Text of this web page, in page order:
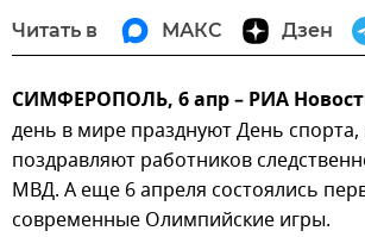
Читать в МАКС Дзен
СИМФЕРОПОЛЬ, 6 апр – РИА
день в мире празднуют День спорта,
поздравляют работников
МВД. А еще 6 апреля состоялись
современные Олимпийские игры.